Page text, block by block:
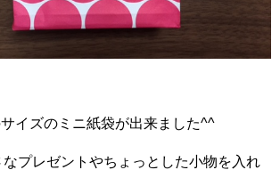
イズのミニ紙袋が出来ました^^
プレゼントやちょっとした小物を入れ